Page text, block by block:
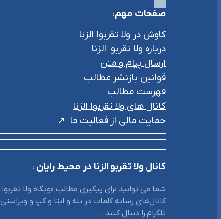
صفحات مهم:
کاوش در ولا تقربوا الزنا
درباره ولا تقربوا الزنا
ارسال پیام و متن
قوانین بازنشر مطالب
فهرست مطالب
کانال های ولا تقربوا الزنا
حمایت مالی از فعالیت ما
کانال ولا تقربو الزنا در محیط رایان :
شما می توانید برای پیگیری مطالب «وبگاه ولا تقربوا
کانال‌های رسانه کلمات در بله و ایتا و گپ و
تلگرام را دنبال کنید…